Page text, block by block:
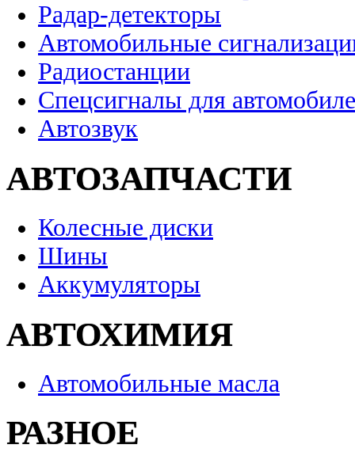
Радар-детекторы
Автомобильные
Радиостанции
Спецсигналы для
Автозвук
АВТОЗАПЧАСТИ
Колесные диски
Шины
Аккумуляторы
АВТОХИМИЯ
Автомобильные масла
РАЗНОЕ